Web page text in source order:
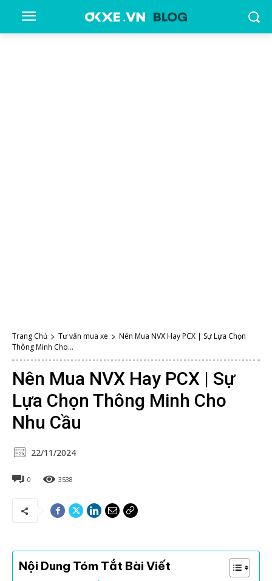
Trang Chủ Tư vấn mua xe
Nên Mua NVX Hay PCX | Sự Lựa Chọn
Thông Minh Cho...
Nên Mua NVX Hay PCX | Sự
Lựa Chọn Thông Minh Cho
Nhu Cầu
22/11/2024
0 3538
Nội Dung Tóm Tắt Bài Viết